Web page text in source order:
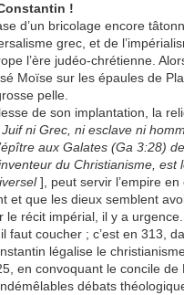
!
d’un bricolage encore
grec, et de
l’ère judéo-chrétienne.
Moïse sur les épaules de
pelle.
de son implantation, la
Juif ni Grec, ni esclave ni
aux Galates (Ga 3:28)
du Christianisme, est
], peut servir l’empire en
et que les dieux semblent
le récit impérial, il y a
faut coucher ; c’est en 313,
légalise le
en convoquant le concile de
débats